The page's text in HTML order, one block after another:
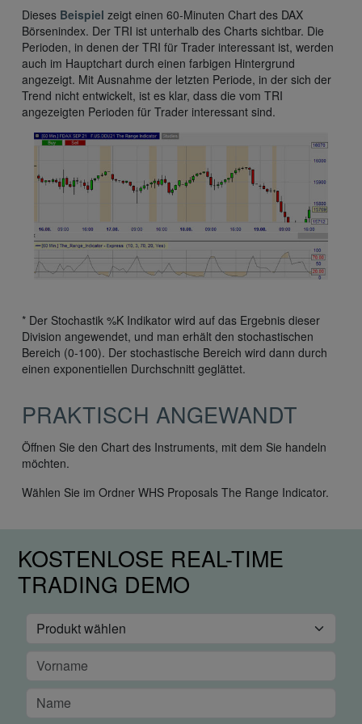
Dieses Beispiel zeigt einen 60-Minuten Chart des DAX
Börsenindex. Der TRI ist unterhalb des Charts sichtbar. Die
Perioden, in denen der TRI für Trader interessant ist, werden
auch im Hauptchart durch einen farbigen Hintergrund
angezeigt. Mit Ausnahme der letzten Periode, in der sich der
Trend nicht entwickelt, ist es klar, dass die vom TRI
angezeigten Perioden für Trader interessant sind.
* Der Stochastik %K Indikator wird auf das Ergebnis dieser
Division angewendet, und man erhält den stochastischen
Bereich (0-100). Der stochastische Bereich wird dann durch
einen exponentiellen Durchschnitt geglättet.
PRAKTISCH ANGEWANDT
Öffnen Sie den Chart des Instruments, mit dem Sie handeln
möchten.
Wählen Sie im Ordner WHS Proposals The Range Indicator.
KOSTENLOSE REAL-TIME
TRADING DEMO